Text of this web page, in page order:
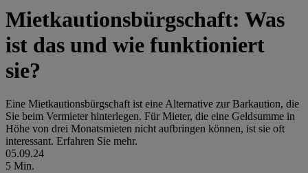
Mietkautionsbürgschaft: Was
ist das und wie funktioniert
sie?
Eine Mietkautionsbürgschaft ist eine Alternative zur Barkaution, die
Sie beim Vermieter hinterlegen. Für Mieter, die eine Geldsumme in
Höhe von drei Monatsmieten nicht aufbringen können, ist sie oft
interessant. Erfahren Sie mehr.
05.09.24
5 Min.